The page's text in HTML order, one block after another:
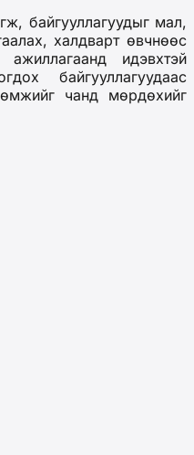
байгууллагуудыг мал,
халдварт өвчнөөс
идэвхтэй
байгууллагуудаас
чанд мөрдөхийг